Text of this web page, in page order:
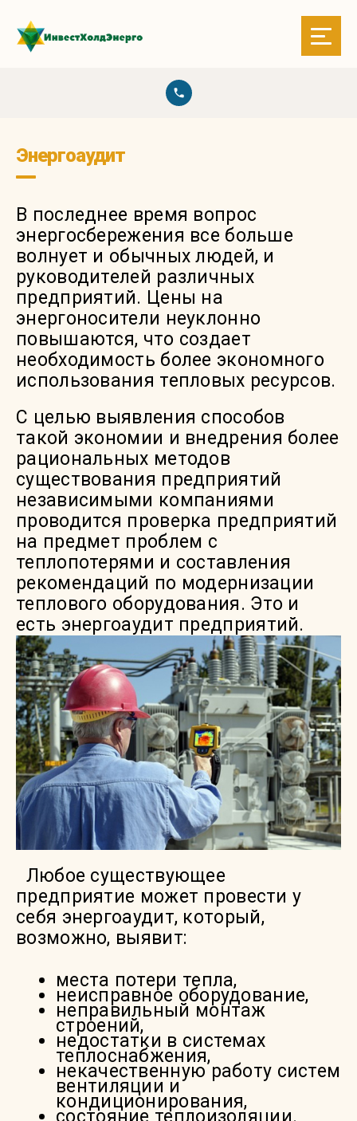
Энергоаудит
В последнее время вопрос
энергосбережения все больше
волнует и обычных людей, и
руководителей различных
предприятий. Цены на
энергоносители неуклонно
повышаются, что создает
необходимость более экономного
использования тепловых ресурсов.
С целью выявления способов
такой экономии и внедрения более
рациональных методов
существования предприятий
независимыми компаниями
проводится проверка предприятий
на предмет проблем с
теплопотерями и составления
рекомендаций по модернизации
теплового оборудования. Это и
есть энергоаудит предприятий.
Любое существующее
предприятие может провести у
себя энергоаудит, который,
возможно, выявит:
места потери тепла,
неисправное оборудование,
неправильный монтаж
строений,
недостатки в системах
теплоснабжения,
некачественную работу систем
вентиляции и
кондиционирования,